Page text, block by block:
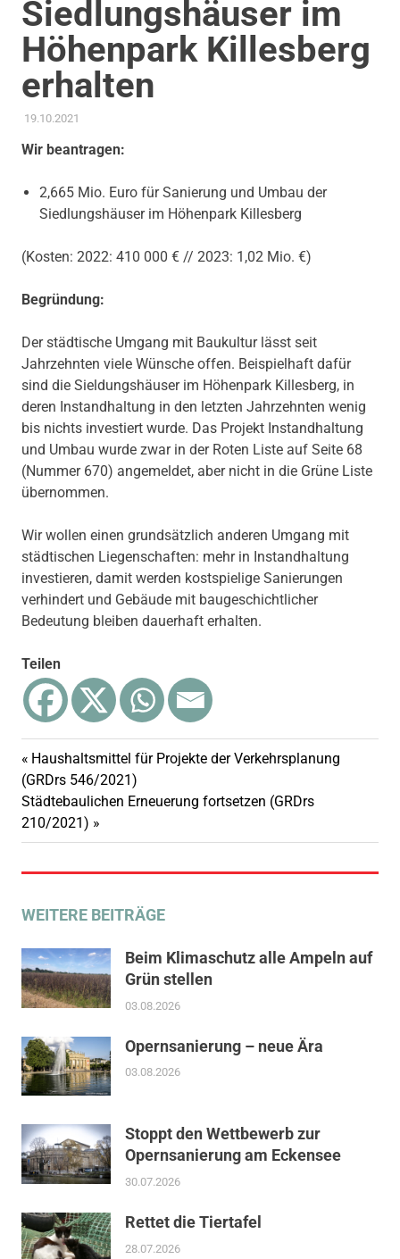
Siedlungshäuser im
Höhenpark Killesberg
erhalten
19.10.2021
Wir beantragen:
2,665 Mio. Euro für Sanierung und Umbau der
Siedlungshäuser im Höhenpark Killesberg
(Kosten: 2022: 410 000 € // 2023: 1,02 Mio. €)
Begründung:
Der städtische Umgang mit Baukultur lässt seit
Jahrzehnten viele Wünsche offen. Beispielhaft dafür
sind die Sieldungshäuser im Höhenpark Killesberg, in
deren Instandhaltung in den letzten Jahrzehnten wenig
bis nichts investiert wurde. Das Projekt Instandhaltung
und Umbau wurde zwar in der Roten Liste auf Seite 68
(Nummer 670) angemeldet, aber nicht in die Grüne Liste
übernommen.
Wir wollen einen grundsätzlich anderen Umgang mit
städtischen Liegenschaften: mehr in Instandhaltung
investieren, damit werden kostspielige Sanierungen
verhindert und Gebäude mit baugeschichtlicher
Bedeutung bleiben dauerhaft erhalten.
Teilen
Beitragsnavigation
Vorheriger
Beitrag:
Haushaltsmittel für Projekte der Verkehrsplanung
(GRDrs 546/2021)
Nächster
Beitrag:
Städtebaulichen Erneuerung fortsetzen (GRDrs
210/2021)
WEITERE BEITRÄGE
Beim Klimaschutz alle Ampeln auf
Grün stellen
03.08.2026
Opernsanierung – neue Ära
03.08.2026
Stoppt den Wettbewerb zur
Opernsanierung am Eckensee
30.07.2026
Rettet die Tiertafel
28.07.2026